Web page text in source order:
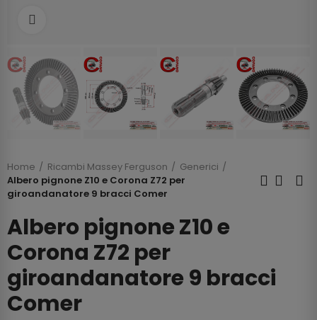
Home Ricambi Massey Ferguson
Generici
Albero pignone Z10 e Corona Z72 per
giroandanatore 9 bracci Comer
Albero pignone Z10 e
Corona Z72 per
giroandanatore 9 bracci
Comer